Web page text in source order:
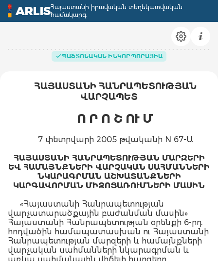
ARLISՀայաստանի իրավական տեղեկատվական
համակարգ
ՊԱՇՏՈՆԱԿԱՆ ԻՆԿՈՐՊՈՐԱՑԻԱ
ՀԱՅԱՍՏԱՆԻ ՀԱՆՐԱՊԵՏՈՒԹՅԱՆ
ՎԱՐՉԱՊԵՏ
Ո Ր Ո Շ ՈՒ Մ
7 փետրվարի 2005 թվականի N 67-Ա
ՀԱՅԱՍՏԱՆԻ ՀԱՆՐԱՊԵՏՈՒԹՅԱՆ ՄԱՐԶԵՐԻ
ԵՎ ՀԱՄԱՅՆՔՆԵՐԻ ՎԱՐՉԱԿԱՆ ՍԱՀՄԱՆՆԵՐԻ
ՆԿԱՐԱԳՐՄԱՆ ԱՇԽԱՏԱՆՔՆԵՐԻ
ԿԱՐԳԱՎՈՐՄԱՆ ՄԻՋՈՑԱՌՈՒՄՆԵՐԻ ՄԱՍԻՆ
«Հայաստանի Հանրապետության
վարչատարածքային բաժանման մասին»
Հայաստանի Հանրապետության օրենքի 6-րդ
հոդվածին համապատասխան ու Հայաստանի
Հանրապետության մարզերի և համայնքների
վարչական սահմանների նկարագրման և